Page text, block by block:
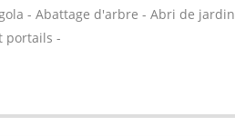
- Abattage d'arbre - Abri de jardin
portails -